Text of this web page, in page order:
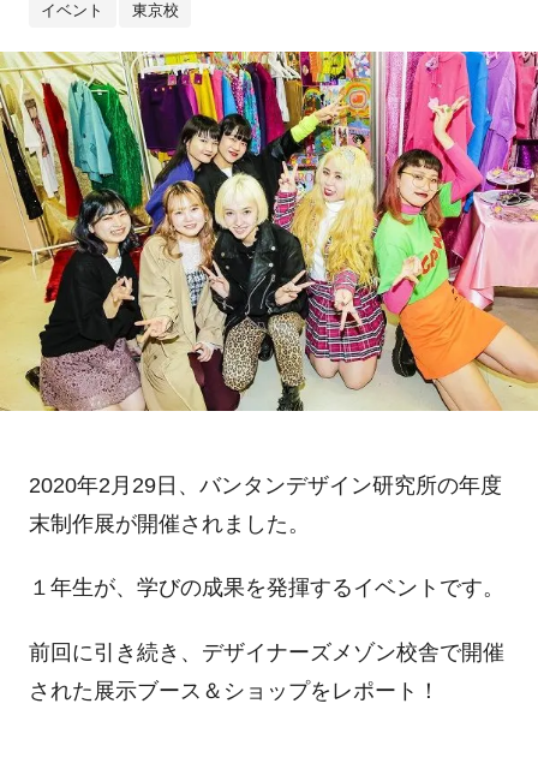
イベント 東京校
2020年2月29日、バンタンデザイン研究所の年度
末制作展が開催されました。
１年生が、学びの成果を発揮するイベントです。
前回に引き続き、デザイナーズメゾン校舎で開催
された展示ブース＆ショップをレポート！